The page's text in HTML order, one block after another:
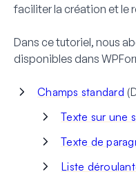
faciliter la création et le
Dans ce tutoriel, nous
disponibles dans
Champs standard
Texte sur une
Texte de
Liste